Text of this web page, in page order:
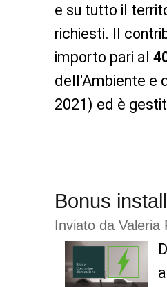
e su tutto il
richiesti. Il
importo pari al
dell'Ambiente e
2021) ed è
Bonus
Inviato da Valeria